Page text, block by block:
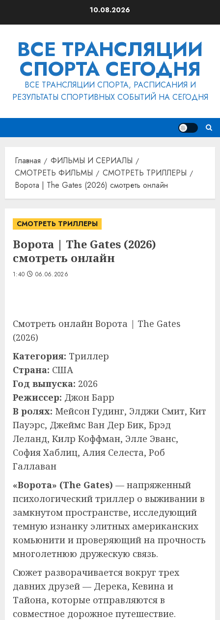
10.08.2026
ВСЕ ТРАНСЛЯЦИИ
СПОРТА СЕГОДНЯ
ВСЕ ТРАНСЛЯЦИИ СПОРТА, РАСПИСАНИЯ И
РЕЗУЛЬТАТЫ СПОРТИВНЫХ СОБЫТИЙ НА СЕГОДНЯ
Главная
ФИЛЬМЫ И СЕРИАЛЫ
СМОТРЕТЬ ФИЛЬМЫ
СМОТРЕТЬ ТРИЛЛЕРЫ
Ворота | The Gates (2026) смотреть онлайн
СМОТРЕТЬ ТРИЛЛЕРЫ
Ворота | The Gates (2026)
смотреть онлайн
1:40 06.06.2026
Смотреть онлайн Ворота | The Gates
(2026)
Категория: Триллер
Страна: США
Год выпуска: 2026
Режиссер: Джон Барр
В ролях: Мейсон Гудинг, Элджи Смит, Кит
Пауэрс, Джеймс Ван Дер Бик, Брэд
Леланд, Килр Коффман, Элле Эванс,
София Хаблиц, Алия Селеста, Роб
Галлаван
«Ворота» (The Gates) — напряженный
психологический триллер о выживании в
замкнутом пространстве, исследующий
темную изнанку элитных американских
комьюнити и проверяющий на прочность
многолетнюю дружескую связь.
Сюжет разворачивается вокруг трех
давних друзей — Дерека, Кевина и
Тайона, которые отправляются в
совместное дорожное путешествие.